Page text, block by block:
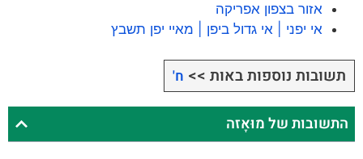
אזור בצפון אפריקה
אי יפני | אי גדול ביפן | מאיי יפן תשבץ
תשובות נוספות באות >> ח'
התשובות של מוּאָזה